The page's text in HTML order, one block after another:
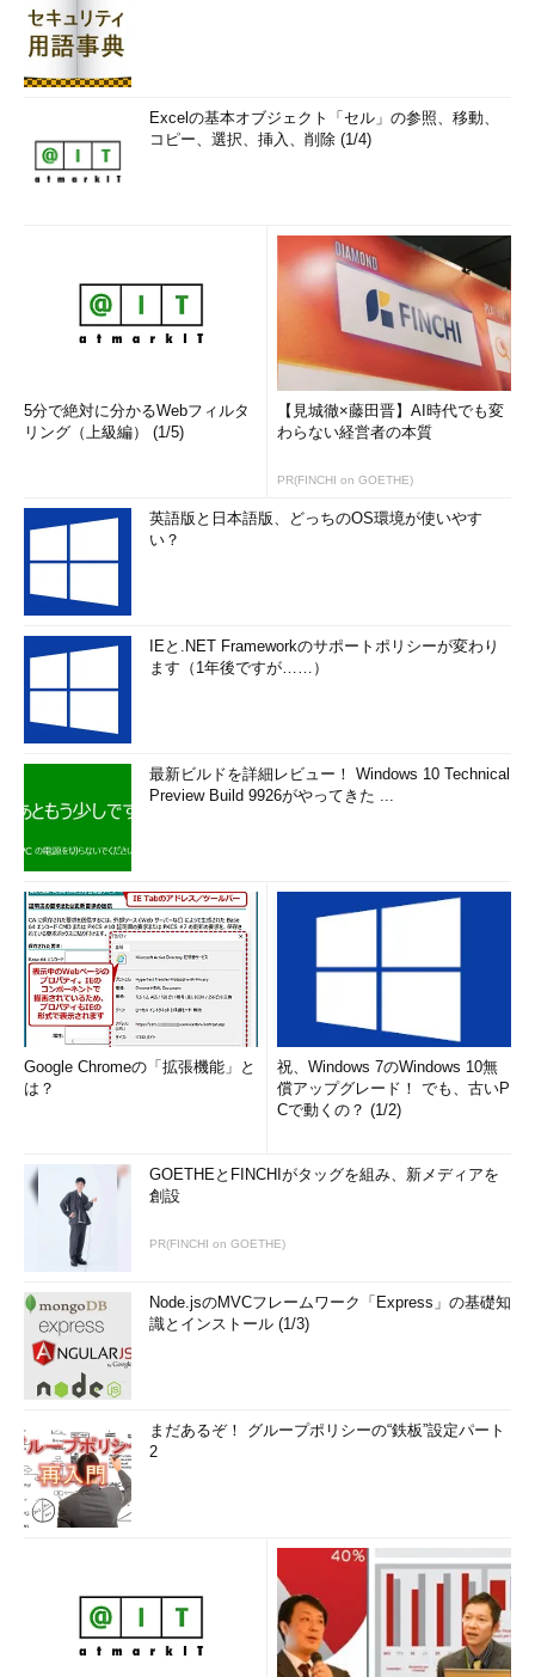
Excelの基本オブジェクト「セル」の参照、移動、
コピー、選択、挿入、削除 (1/4)
5分で絶対に分かるWebフィルタ
リング（上級編） (1/5)
【見城徹×藤田晋】AI時代でも変
わらない経営者の本質
PR(FINCHI on GOETHE)
英語版と日本語版、どっちのOS環境が使いやす
い？
IEと.NET Frameworkのサポートポリシーが変わり
ます（1年後ですが……）
最新ビルドを詳細レビュー！ Windows 10 Technical
Preview Build 9926がやってきた ...
Google Chromeの「拡張機能」と
は？
祝、Windows 7のWindows 10無
償アップグレード！ でも、古いP
Cで動くの？ (1/2)
GOETHEとFINCHIがタッグを組み、新メディアを
創設
PR(FINCHI on GOETHE)
Node.jsのMVCフレームワーク「Express」の基礎知
識とインストール (1/3)
まだあるぞ！ グループポリシーの“鉄板”設定パート
2